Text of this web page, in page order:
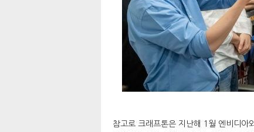
참고로 크래프톤은 지난해 1월 엔비디